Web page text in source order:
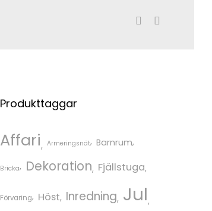
Produkttaggar
Affari Armeringsnät Barnrum
Bricka Dekoration Fjällstuga
Förvaring Höst Inredning Jul